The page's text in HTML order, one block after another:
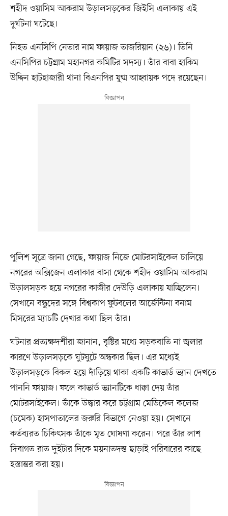
শহীদ ওয়াসিম আকরাম উড়ালসড়কের জিইসি এলাকায় এই
দুর্ঘটনা ঘটেছে।
নিহত এনসিপি নেতার নাম ফায়াজ তাজরিয়ান (২৬)। তিনি
এনসিপির চট্টগ্রাম মহানগর কমিটির সদস্য। তাঁর বাবা হাকিম
উদ্দিন হাটহাজারী থানা বিএনপির যুগ্ম আহ্বায়ক পদে রয়েছেন।
পুলিশ সূত্রে জানা গেছে, ফায়াজ নিজে মোটরসাইকেল চালিয়ে
নগরের অক্সিজেন এলাকার বাসা থেকে শহীদ ওয়াসিম আকরাম
উড়ালসড়ক হয়ে নগরের কাজীর দেউড়ি এলাকায় যাচ্ছিলেন।
সেখানে বন্ধুদের সঙ্গে বিশ্বকাপ ফুটবলের আর্জেন্টিনা বনাম
মিসরের ম্যাচটি দেখার কথা ছিল তাঁর।
ঘটনার প্রত্যক্ষদর্শীরা জানান, বৃষ্টির মধ্যে সড়কবাতি না জ্বলার
কারণে উড়ালসড়কে ঘুটঘুটে অন্ধকার ছিল। এর মধ্যেই
উড়ালসড়কে বিকল হয়ে দাঁড়িয়ে থাকা একটি কাভার্ড ভ্যান দেখতে
পাননি ফায়াজ। ফলে কাভার্ড ভ্যানটিকে ধাক্কা দেয় তাঁর
মোটরসাইকেল। তাঁকে উদ্ধার করে চট্টগ্রাম মেডিকেল কলেজ
(চমেক) হাসপাতালের জরুরি বিভাগে নেওয়া হয়। সেখানে
কর্তব্যরত চিকিৎসক তাঁকে মৃত ঘোষণা করেন। পরে তাঁর লাশ
দিবাগত রাত দুইটার দিকে ময়নাতদন্ত ছাড়াই পরিবারের কাছে
হস্তান্তর করা হয়।